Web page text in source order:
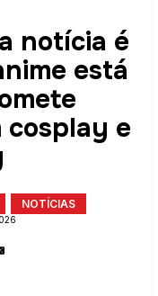
notícia é
está
cosplay e
NOTÍCIAS